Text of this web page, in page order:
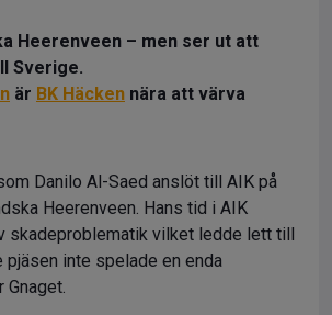
Heerenveen – men ser ut att
Sverige.
är BK Häcken nära att värva
Danilo Al-Saed anslöt till AIK på
Heerenveen. Hans tid i AIK
skadeproblematik vilket ledde lett till
inte spelade en enda